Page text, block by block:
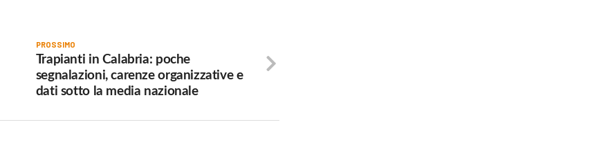
PROSSIMO
Trapianti in Calabria: poche
segnalazioni, carenze organizzative e
dati sotto la media nazionale